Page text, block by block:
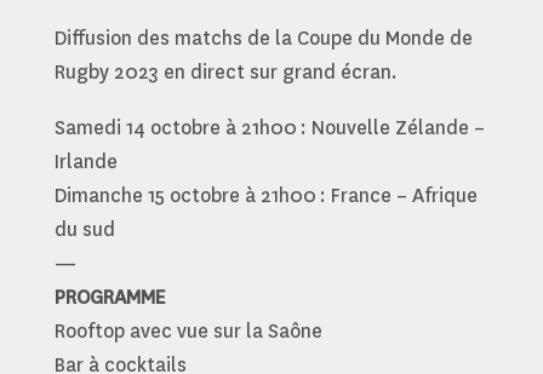
Diffusion des matchs de la Coupe du Monde de
Rugby 2023 en direct sur grand écran.
Samedi 14 octobre à 21h00 : Nouvelle Zélande –
Irlande
Dimanche 15 octobre à 21h00 : France – Afrique
du sud
—
PROGRAMME
Rooftop avec vue sur la Saône
Bar à cocktails